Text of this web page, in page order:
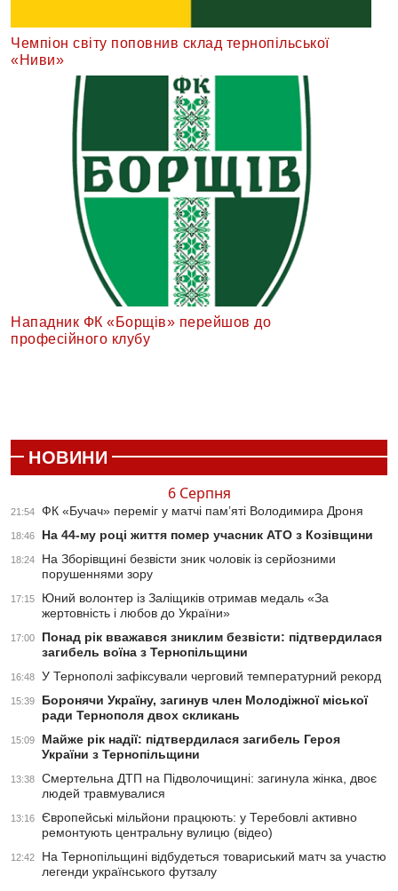
Чемпіон світу поповнив склад тернопільської
«Ниви»
Нападник ФК «Борщів» перейшов до
професійного клубу
НОВИНИ
6 Серпня
21:54 ФК «Бучач» переміг у матчі пам’яті Володимира Дроня
18:46 На 44-му році життя помер учасник АТО з Козівщини
18:24
На Зборівщині безвісти зник чоловік із серйозними
порушеннями зору
17:15
Юний волонтер із Заліщиків отримав медаль «За
жертовність і любов до України»
17:00
Понад рік вважався зниклим безвісти: підтвердилася
загибель воїна з Тернопільщини
16:48 У Тернополі зафіксували черговий температурний рекорд
15:39
Боронячи Україну, загинув член Молодіжної міської
ради Тернополя двох скликань
15:09
Майже рік надії: підтвердилася загибель Героя
України з Тернопільщини
13:38
Смертельна ДТП на Підволочищині: загинула жінка, двоє
людей травмувалися
13:16
Європейські мільйони працюють: у Теребовлі активно
ремонтують центральну вулицю (відео)
12:42
На Тернопільщині відбудеться товариський матч за участю
легенди українського футзалу